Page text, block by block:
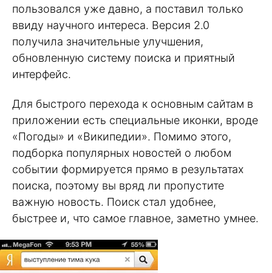
пользовался уже давно, а поставил только
ввиду научного интереса. Версия 2.0
получила значительные улучшения,
обновленную систему поиска и приятный
интерфейс.
Для быстрого перехода к основным сайтам в
приложении есть специальные иконки, вроде
«Погоды» и «Википедии». Помимо этого,
подборка популярных новостей о любом
событии формируется прямо в результатах
поиска, поэтому вы вряд ли пропустите
важную новость. Поиск стал удобнее,
быстрее и, что самое главное, заметно умнее.